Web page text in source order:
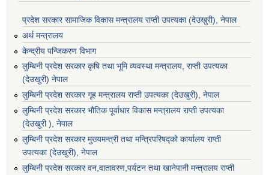
प्रदेश सरकार सामाजिक विकास मन्‍‍त्रालय राप्ती उपत्यका (देउखुरी), नेपाल
अर्थ मन्त्रालय
केन्द्रीय पन्जिकरण विभाग
लुम्बिनी प्रदेश सरकार कृषि तथा भूमि व्यवस्था मन्त्रालय, राप्ती उपत्यका
(देउखुरी) नेपाल
लुम्बिनी प्रदेश सरकार गृह मन्त्रालय राप्ती उपत्यका (देउखुरी), नेपाल
लुम्बिनी प्रदेश सरकार भौतिक पूर्वाधार विकास मन्त्रालय राप्ती उपत्यका
(देउखुरी ), नेपाल
लुम्बिनी प्रदेश सरकार मुख्यमन्त्री तथा मन्त्रिपरिषद्को कार्यालय राप्ती
उपत्यका (देउखुरी), नेपाल
लुम्बिनी प्रदेश सरकार वन,वातावरण,पर्यटन तथा खानेपानी मन्त्रालय राप्ती